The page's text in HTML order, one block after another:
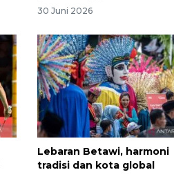
30 Juni 2026
Lebaran Betawi, harmoni
tradisi dan kota global